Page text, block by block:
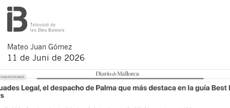
Mateo Juan Gómez
11 de Juni de 2026